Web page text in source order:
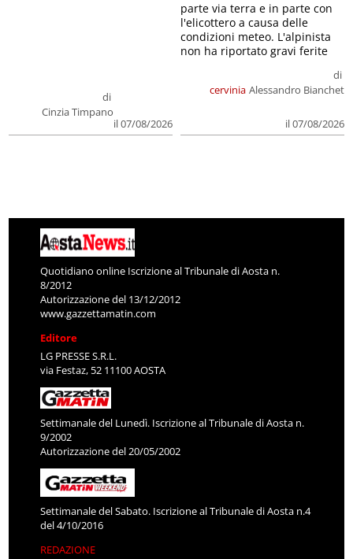
di
Cinzia Timpano
il 07/08/2026
cervinia
di
Alessandro Bianchet
il 07/08/2026
parte via terra e in parte con
l'elicottero a causa delle
condizioni meteo. L'alpinista
non ha riportato gravi ferite
Quotidiano online Iscrizione al Tribunale di Aosta n.
8/2012
Autorizzazione del 13/12/2012
www.gazzettamatin.com
Editore
LG PRESSE S.R.L.
via Festaz, 52 11100 AOSTA
Settimanale del Lunedì. Iscrizione al Tribunale di Aosta n.
9/2002
Autorizzazione del 20/05/2002
Settimanale del Sabato. Iscrizione al Tribunale di Aosta n.4
del 4/10/2016
REDAZIONE